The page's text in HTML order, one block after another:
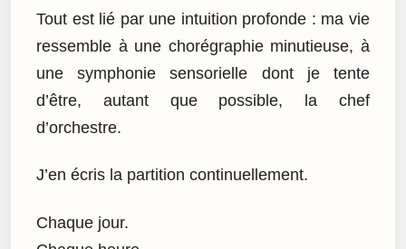
Tout est lié par une intuition profonde : ma vie
ressemble à une chorégraphie minutieuse, à
une symphonie sensorielle dont je tente
d’être, autant que possible, la chef
d’orchestre.
J’en écris la partition continuellement.
Chaque jour.